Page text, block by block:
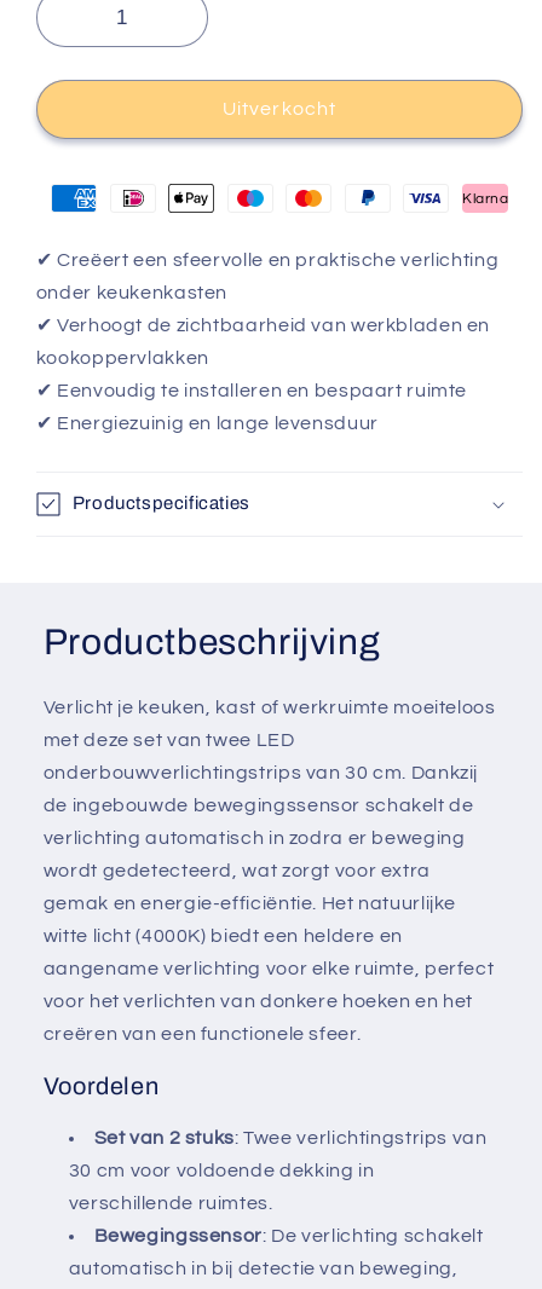
Uitverkocht
Klarna
✔ Creëert een sfeervolle en praktische verlichting
onder keukenkasten
✔ Verhoogt de zichtbaarheid van werkbladen en
kookoppervlakken
✔ Eenvoudig te installeren en bespaart ruimte
✔ Energiezuinig en lange levensduur
Productspecificaties
Productbeschrijving
Verlicht je keuken, kast of werkruimte moeiteloos
met deze set van twee LED
onderbouwverlichtingstrips van 30 cm. Dankzij
de ingebouwde bewegingssensor schakelt de
verlichting automatisch in zodra er beweging
wordt gedetecteerd, wat zorgt voor extra
gemak en energie-efficiëntie. Het natuurlijke
witte licht (4000K) biedt een heldere en
aangename verlichting voor elke ruimte, perfect
voor het verlichten van donkere hoeken en het
creëren van een functionele sfeer.
Voordelen
Set van 2 stuks: Twee verlichtingstrips van
30 cm voor voldoende dekking in
verschillende ruimtes.
Bewegingssensor: De verlichting schakelt
automatisch in bij detectie van beweging,